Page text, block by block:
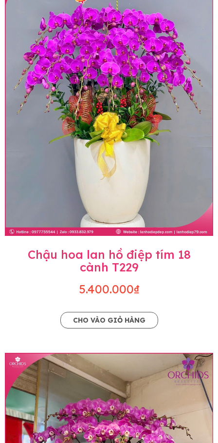
Chậu hoa lan hồ điệp tím 18
cành T229
5.400.000₫
CHO VÀO GIỎ HÀNG